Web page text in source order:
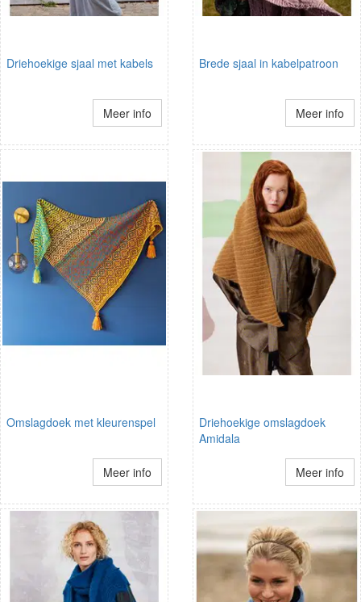
Driehoekige sjaal met kabels
Meer info
Brede sjaal in kabelpatroon
Meer info
Omslagdoek met kleurenspel
Meer info
Driehoekige omslagdoek
Amidala
Meer info